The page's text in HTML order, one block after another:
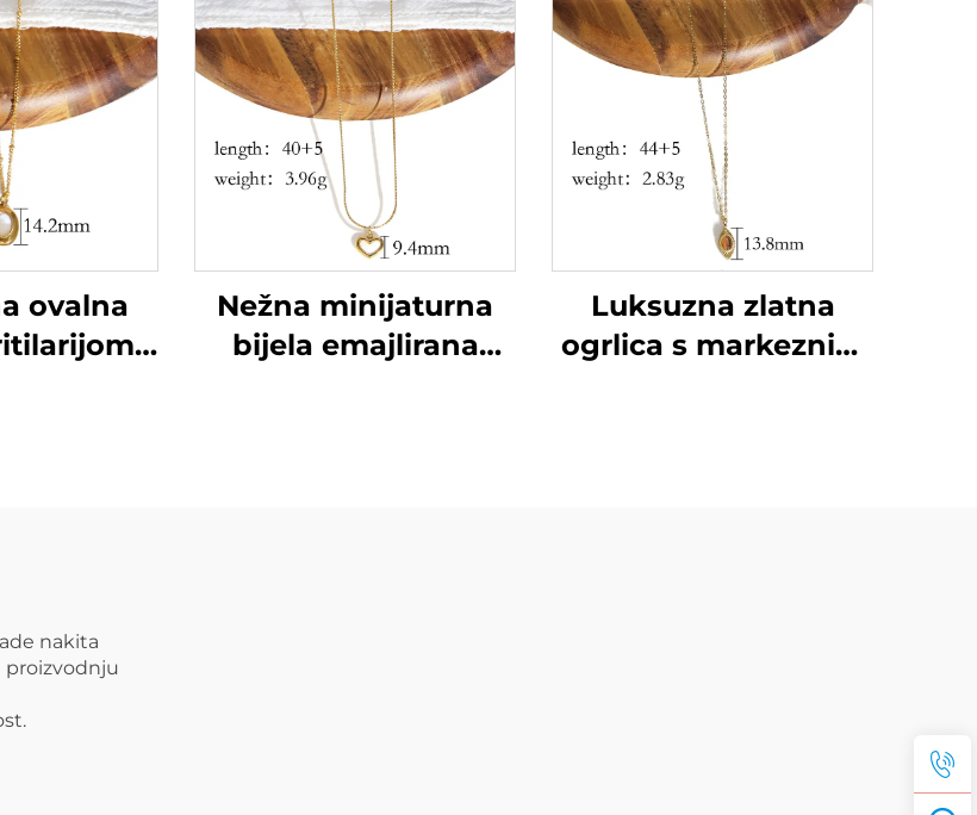
ovalna
i
Nežna minijaturna
bijela emajlirana
Luksuzna zlatna
ogrlica s markeznim
nakita
proizvodnju